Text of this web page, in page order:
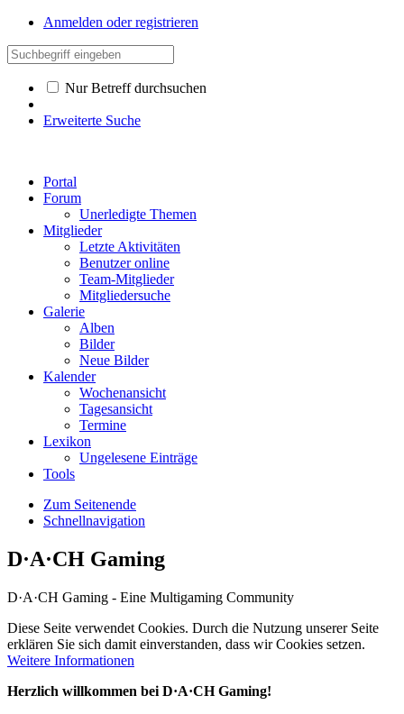
Anmelden oder registrieren
Nur Betreff durchsuchen
Erweiterte Suche
Portal
Forum
Unerledigte Themen
Mitglieder
Letzte Aktivitäten
Benutzer online
Team-Mitglieder
Mitgliedersuche
Galerie
Alben
Bilder
Neue Bilder
Kalender
Wochenansicht
Tagesansicht
Termine
Lexikon
Ungelesene Einträge
Tools
Zum Seitenende
Schnellnavigation
D·A·CH Gaming
D·A·CH Gaming - Eine Multigaming Community
Diese Seite verwendet Cookies. Durch die Nutzung unserer Seite
erklären Sie sich damit einverstanden, dass wir Cookies setzen.
Weitere Informationen
Herzlich willkommen bei D·A·CH Gaming!